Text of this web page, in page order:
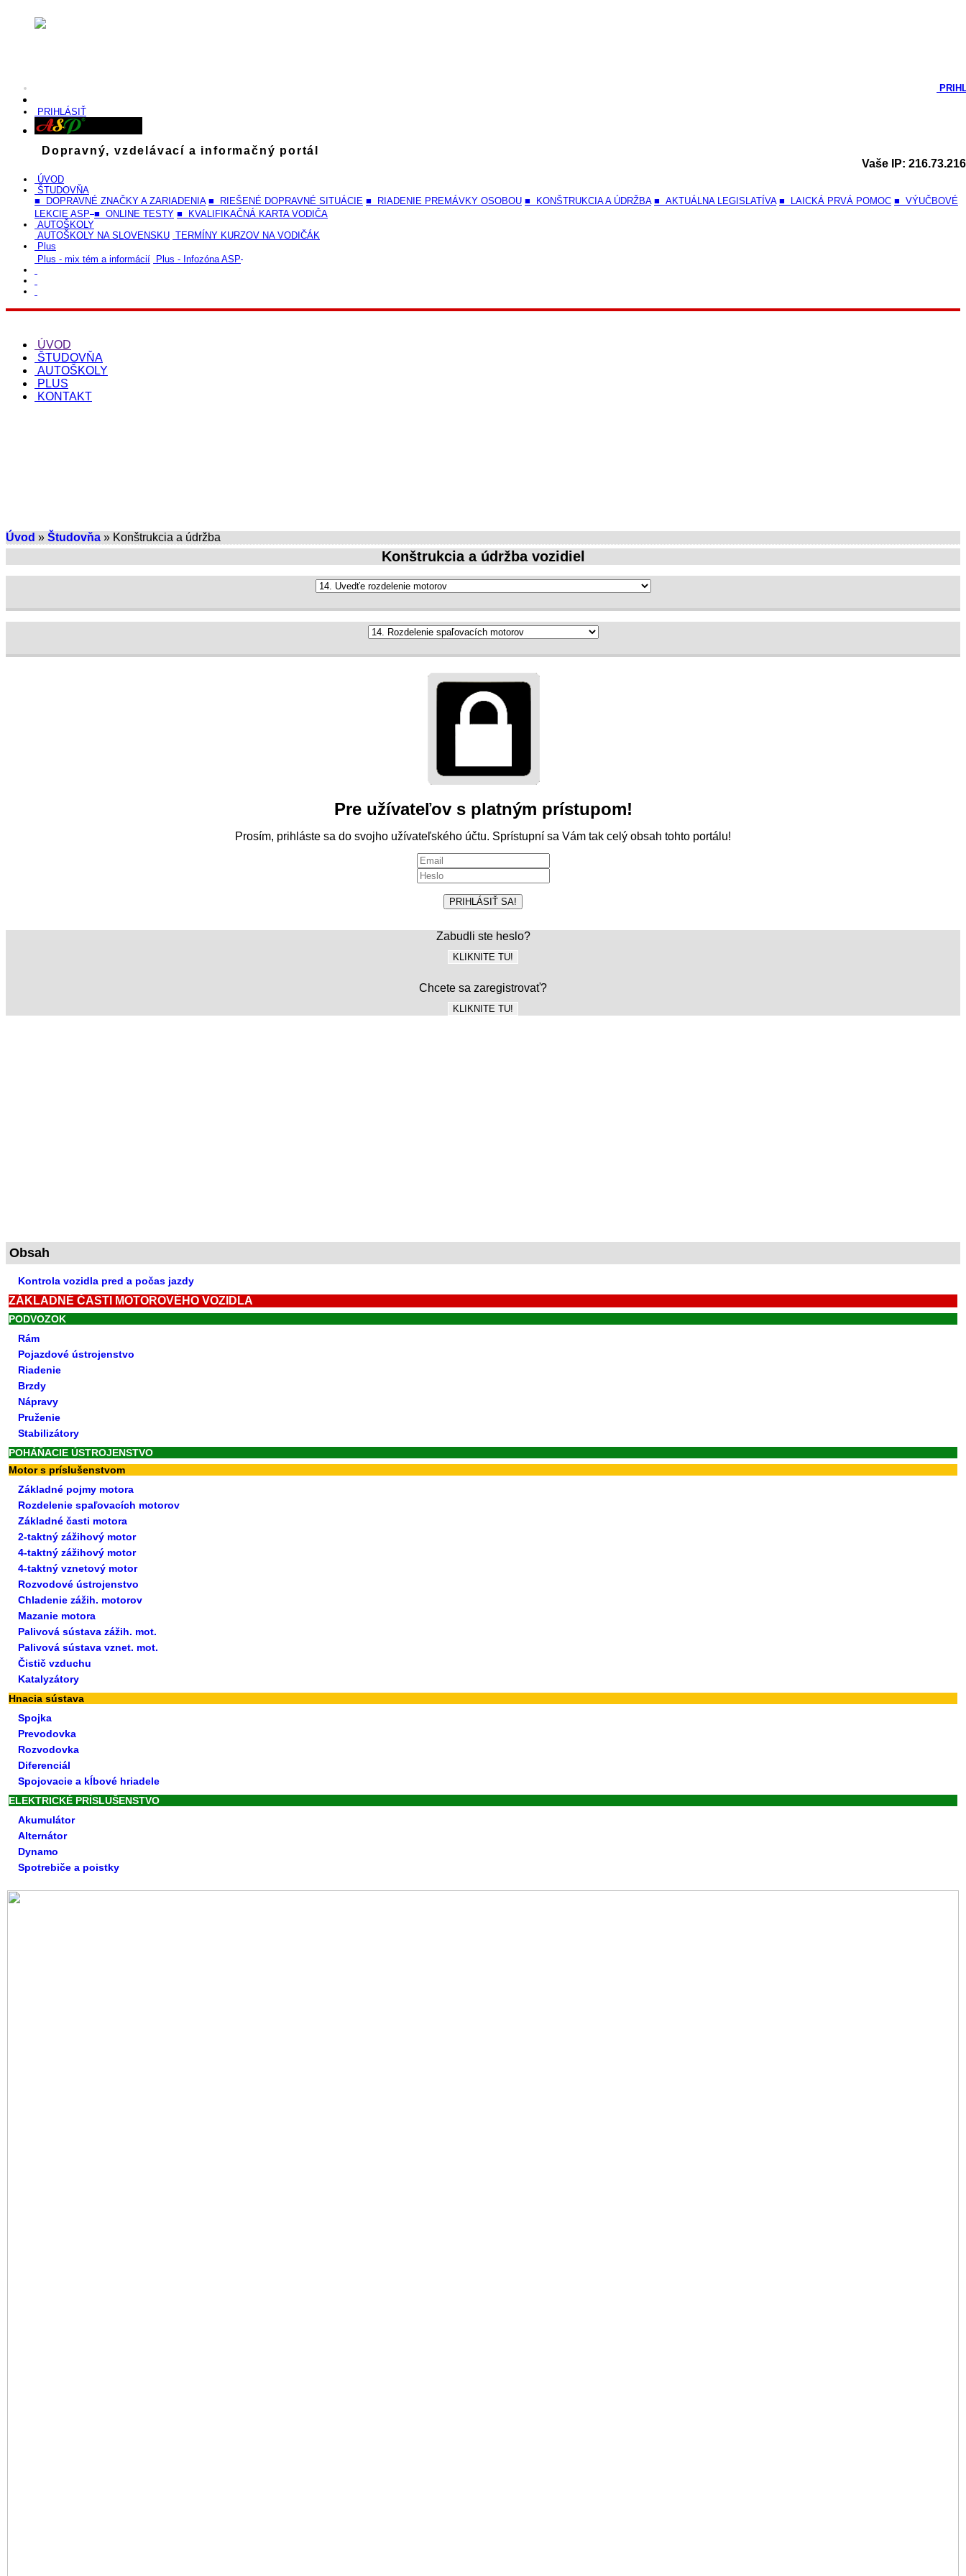
PRIHLÁSIŤ
Dopravný, vzdelávací a informačný portál
Vaše IP:
ÚVOD
ŠTUDOVŇA
■ DOPRAVNÉ ZNAČKY A ZARIADENIA ■ RIEŠENÉ DOPRAVNÉ SITUÁCIE ■ RIADENIE PREMÁVKY OSOBOU ■ KONŠTRUKCIA A ÚDRŽBA ■ AKTUÁLNA LEGISLATÍVA ■ LAICKÁ PRVÁ POMOC ■ VÝUČBOVÉ
LEKCIE ASP ■ ONLINE TESTY ■ KVALIFIKAČNÁ KARTA VODIČA
AUTOŠKOLY
AUTOŠKOLY NA SLOVENSKU TERMÍNY KURZOV NA VODIČÁK
Plus
Plus - mix tém a informácií
Plus - Infozóna ASP
ÚVOD
ŠTUDOVŇA
AUTOŠKOLY
PLUS
KONTAKT
Úvod » Študovňa » Konštrukcia a údržba
Konštrukcia a údržba vozidiel
Pre užívateľov s platným prístupom!
Prosím, prihláste sa do svojho užívateľského účtu. Sprístupní sa Vám tak celý obsah tohto portálu!
PRIHLÁSIŤ SA!
Zabudli ste heslo?
KLIKNITE TU!
Chcete sa zaregistrovať?
KLIKNITE TU!
Obsah
Kontrola vozidla pred a počas jazdy
ZÁKLADNÉ ČASTI MOTOROVÉHO VOZIDLA
PODVOZOK
Rám
Pojazdové ústrojenstvo
Riadenie
Brzdy
Nápravy
Pruženie
Stabilizátory
POHÁŇACIE ÚSTROJENSTVO
Motor s príslušenstvom
Základné pojmy motora
Rozdelenie spaľovacích motorov
Základné časti motora
2-taktný zážihový motor
4-taktný zážihový motor
4-taktný vznetový motor
Rozvodové ústrojenstvo
Chladenie zážih. motorov
Mazanie motora
Palivová sústava zážih. mot.
Palivová sústava vznet. mot.
Čistič vzduchu
Katalyzátory
Hnacia sústava
Spojka
Prevodovka
Rozvodovka
Diferenciál
Spojovacie a kĺbové hriadele
ELEKTRICKÉ PRÍSLUŠENSTVO
Akumulátor
Alternátor
Dynamo
Spotrebiče a poistky